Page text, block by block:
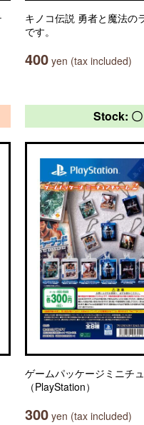
キノコ伝説 勇者と魔法の
です。
400 yen (tax included)
Stock: 〇
ゲームパッケージミニチ
（PlayStation）
300 yen (tax included)